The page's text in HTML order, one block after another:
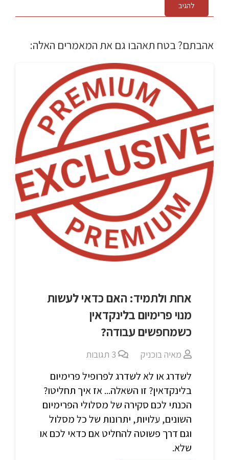
להגיב
אהבתם? בטח תאהבו גם את המאמרים האלה:
אחת ולתמיד: האם כדאי לעשות
מנוי פרימיום בלינקדאין
כשמחפשים עבודה?
מאיה בוכניק 3 תגובות
לשדרג או לא לשדרג לפרופיל פרימיום
בלינקדאין? זו השאלה... אז איך תחליטו?
הכנתי לכם סקירה של מסלולי הפרימיום
השונים, עלויות, יתרונות של כל מסלול
וגם דרך פשוטה להחליט אם כדאי לכם או
שלא.